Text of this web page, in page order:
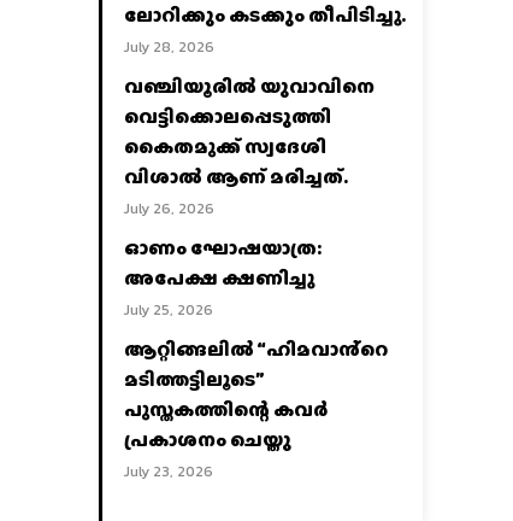
ലോറിക്കും കടക്കും തീപിടിച്ചു.
July 28, 2026
വഞ്ചിയൂരില്‍ യുവാവിനെ
വെട്ടിക്കൊലപ്പെടുത്തി
കൈതമുക്ക് സ്വദേശി
വിശാല്‍ ആണ് മരിച്ചത്.
July 26, 2026
ഓണം ഘോഷയാത്ര:
അപേക്ഷ ക്ഷണിച്ചു
July 25, 2026
ആറ്റിങ്ങലിൽ “ഹിമവാൻ്റെ
മടിത്തട്ടിലൂടെ”
പുസ്തകത്തിന്റെ കവർ
പ്രകാശനം ചെയ്തു
July 23, 2026